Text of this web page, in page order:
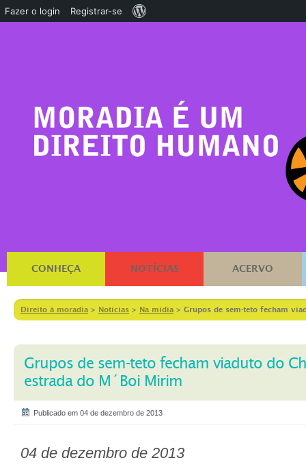
CONHEÇA NOTÍCIAS ACERVO
Direito à moradia > Notícias > Na mídia > Grupos de sem-teto fecham
Grupos de sem-teto fecham viaduto do
estrada do M´Boi Mirim
Publicado em 04 de dezembro de 2013
04 de dezembro de 2013
Fazer o login Registrar-se